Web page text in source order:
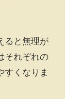
ると無理が
それぞれの
すくなりま